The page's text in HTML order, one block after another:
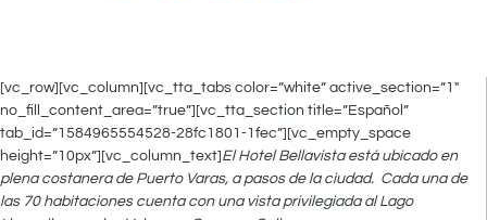
[vc_row][vc_column][vc_tta_tabs color=”white” active_section=”1″
no_fill_content_area=”true”][vc_tta_section title=”Español”
tab_id=”1584965554528-28fc1801-1fec”][vc_empty_space
height=”10px”][vc_column_text]El Hotel Bellavista está ubicado en
plena costanera de Puerto Varas, a pasos de la ciudad. Cada una de
las 70 habitaciones cuenta con una vista privilegiada al Lago